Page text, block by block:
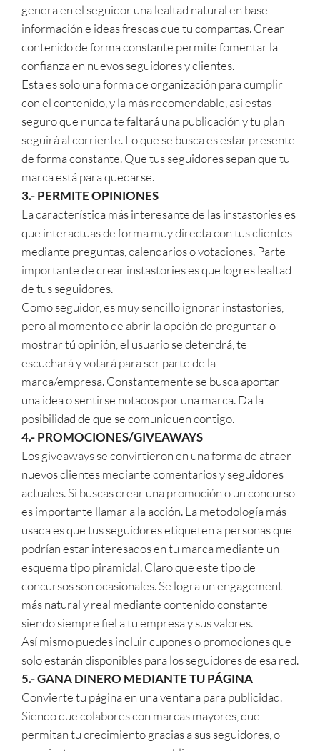
genera en el seguidor una lealtad natural en base
información e ideas frescas que tu compartas. Crear
contenido de forma constante permite fomentar la
confianza en nuevos seguidores y clientes.
Esta es solo una forma de organización para cumplir
con el contenido, y la más recomendable, así estas
seguro que nunca te faltará una publicación y tu plan
seguirá al corriente. Lo que se busca es estar presente
de forma constante. Que tus seguidores sepan que tu
marca está para quedarse.
3.- PERMITE OPINIONES
La característica más interesante de las instastories es
que interactuas de forma muy directa con tus clientes
mediante preguntas, calendarios o votaciones. Parte
importante de crear instastories es que logres lealtad
de tus seguidores.
Como seguidor, es muy sencillo ignorar instastories,
pero al momento de abrir la opción de preguntar o
mostrar tú opinión, el usuario se detendrá, te
escuchará y votará para ser parte de la
marca/empresa. Constantemente se busca aportar
una idea o sentirse notados por una marca. Da la
posibilidad de que se comuniquen contigo.
4.- PROMOCIONES/GIVEAWAYS
Los giveaways se convirtieron en una forma de atraer
nuevos clientes mediante comentarios y seguidores
actuales. Si buscas crear una promoción o un concurso
es importante llamar a la acción. La metodología más
usada es que tus seguidores etiqueten a personas que
podrían estar interesados en tu marca mediante un
esquema tipo piramidal. Claro que este tipo de
concursos son ocasionales. Se logra un engagement
más natural y real mediante contenido constante
siendo siempre fiel a tu empresa y sus valores.
Así mismo puedes incluir cupones o promociones que
solo estarán disponibles para los seguidores de esa red.
5.- GANA DINERO MEDIANTE TU PÁGINA
Convierte tu página en una ventana para publicidad.
Siendo que colabores con marcas mayores, que
permitan tu crecimiento gracias a sus seguidores, o